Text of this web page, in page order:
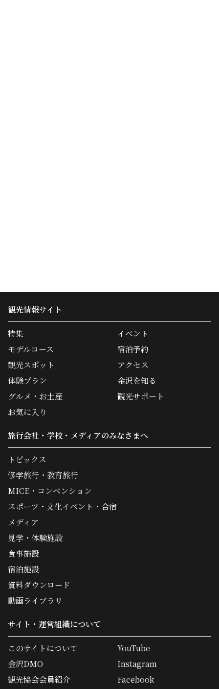
観光情報サイト
特集
モデルコース
観光スポット
体験プラン
グルメ・お土産
イベント
宿泊予約
アクセス
金沢を知る
観光サポート
お気に入り
旅行会社・学校・メディアのみなさまへ
トピックス
修学旅行・教育旅行
MICE・コンベンション
スポーツ・文化イベント・合宿
メディア
見学・体験施設
食事施設
宿泊施設
資料ダウンロード
動画ライブラリ
サイト・運営組織について
このサイトについて
金沢DMO
観光協会会員紹介
YouTube
Instagram
Facebook